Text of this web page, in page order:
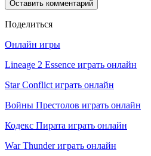
Поделиться
Онлайн игры
Lineage 2 Essence играть онлайн
Star Conflict играть онлайн
Войны Престолов играть онлайн
Кодекс Пирата играть онлайн
War Thunder играть онлайн